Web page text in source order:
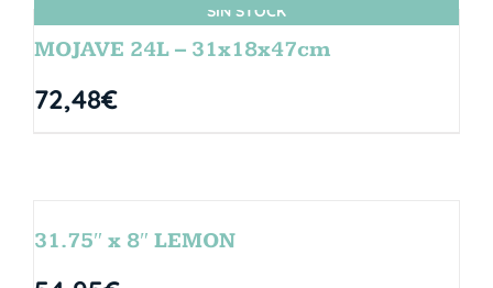
SIN STOCK
MOJAVE 24L – 31x18x47cm
72,48€
31.75″ x 8″ LEMON